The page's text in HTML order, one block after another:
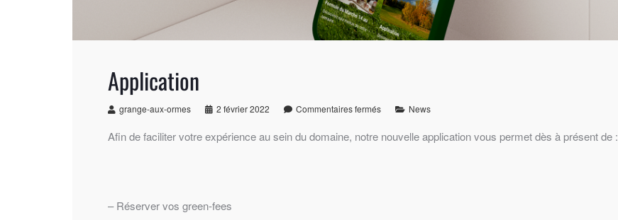
Application
grange-aux-ormes 2 février 2022 Commentaires fermés News
Afin de faciliter votre expérience au sein du domaine, notre nouvelle application vous permet dès à présent de :
– Réserver vos green-fees